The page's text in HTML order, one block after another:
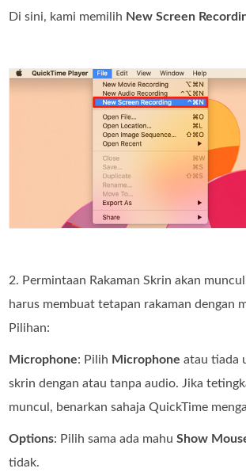
Di sini, kami memilih New Screen
2. Permintaan Rakaman Skrin akan
harus membuat tetapan rakaman dengan
Pilihan:
Microphone: Pilih Microphone atau tiada
skrin dengan atau tanpa audio. Jika
muncul, benarkan sahaja QuickTime
Options: Pilih sama ada mahuShow
tidak.